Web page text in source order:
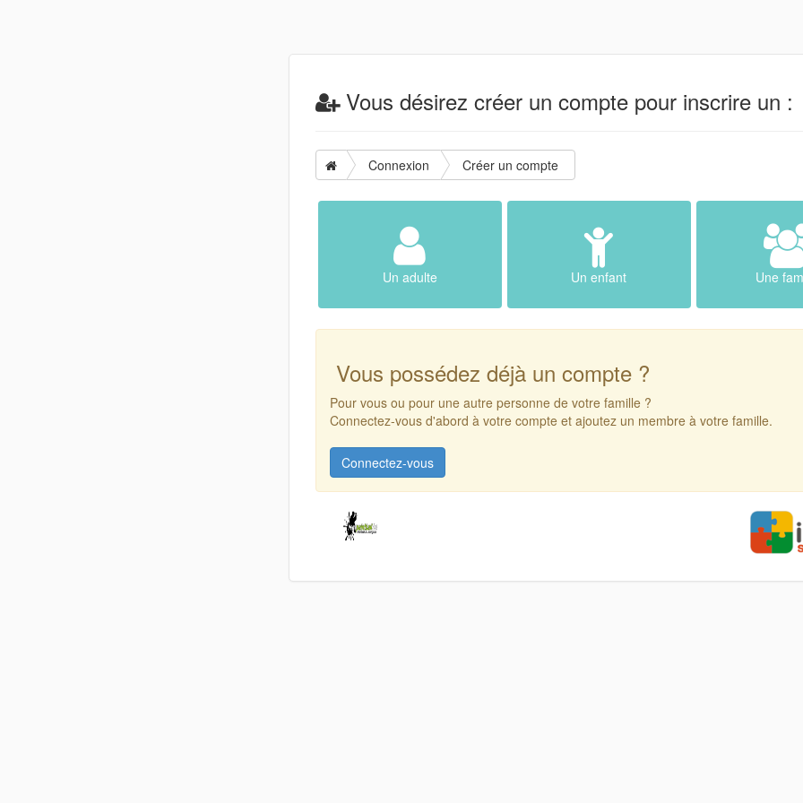
Vous désirez créer un compte pour inscrire un :
Connexion Créer un compte
Un adulte Un enfant Une
Vous possédez déjà un compte ?
Pour vous ou pour une autre personne de votre famille ?
Connectez-vous d'abord à votre compte et ajoutez un membre à votre famille.
Connectez-vous